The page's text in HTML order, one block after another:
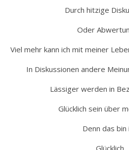
Durch hitzige
Oder
Viel mehr kann ich mit meiner
In Diskussionen andere
Lässiger werden in
Glücklich sein über
Denn das bin
Glücklich.